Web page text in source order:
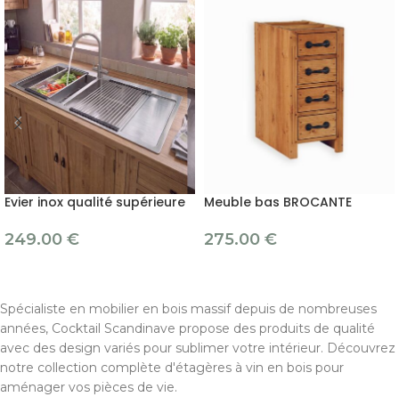
Evier inox qualité supérieure
249.00 €
Meuble bas BROCANTE
275.00 €
Spécialiste en mobilier en bois massif depuis de nombreuses
années, Cocktail Scandinave propose des produits de qualité
avec des design variés pour sublimer votre intérieur. Découvrez
notre collection complète d'étagères à vin en bois pour
aménager vos pièces de vie.